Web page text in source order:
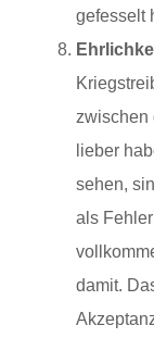
gefesselt
zwischen
lieber
sehen,
als
damit.